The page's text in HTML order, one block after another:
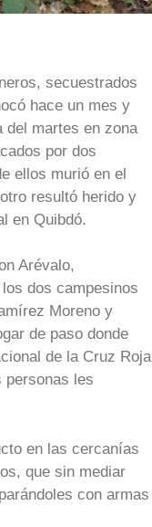
secuestrados
hace un mes y
del martes en zona
por dos
ellos murió en el
resultó herido y
en Quibdó.
Arévalo,
dos campesinos
Moreno y
de paso donde
de la Cruz Roja
personas les
en las cercanías
que sin mediar
con armas